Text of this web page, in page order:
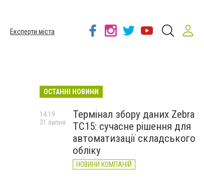
Експерти міста
ОСТАННІ НОВИНИ
Термінал збору даних Zebra
TC15: сучасне рішення для
автоматизації складського
обліку
НОВИНИ КОМПАНІЙ
14:19
31 липня